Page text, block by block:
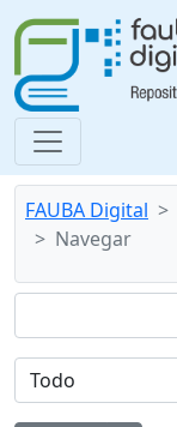
FAUBA Digital
Navegar